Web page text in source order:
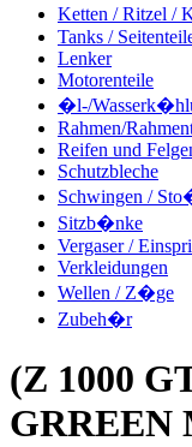
Ketten / Ritzel /
Tanks /
Lenker
Motorenteile
�l-/
Rahmen/
Reifen und
Schutzbleche
Schwingen /
Sitzb�nke
Vergaser /
Verkleidungen
Wellen / Z�ge
Zubeh�r
(Z 1000
GRREEN